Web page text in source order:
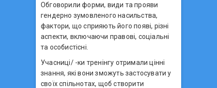
Обговорили форми, види та прояви
гендерно зумовленого насильства,
фактори, що сприяють його появі, різні
аспекти, включаючи правові, соціальні
та особистісні.
Учасниці/ -ки тренінгу отримали цінні
знання, які вони зможуть застосувати у
своїх спільнотах, щоб створити